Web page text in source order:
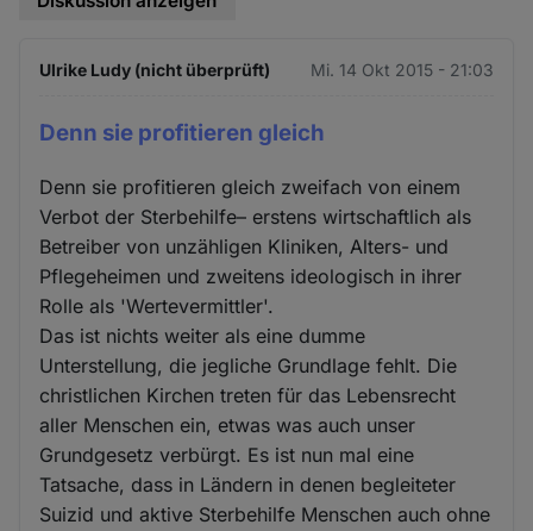
Ulrike Ludy (nicht überprüft) Mi. 14 Okt 2015 - 21:03
Denn sie profitieren gleich
Denn sie profitieren gleich zweifach von einem
Verbot der Sterbehilfe– erstens wirtschaftlich als
Betreiber von unzähligen Kliniken, Alters- und
Pflegeheimen und zweitens ideologisch in ihrer
Rolle als 'Wertevermittler'.
Das ist nichts weiter als eine dumme
Unterstellung, die jegliche Grundlage fehlt. Die
christlichen Kirchen treten für das Lebensrecht
aller Menschen ein, etwas was auch unser
Grundgesetz verbürgt. Es ist nun mal eine
Tatsache, dass in Ländern in denen begleiteter
Suizid und aktive Sterbehilfe Menschen auch ohne